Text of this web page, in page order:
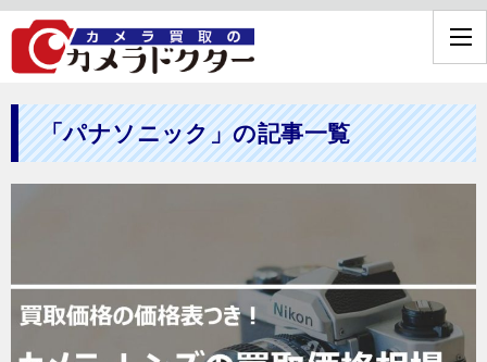
「パナソニック」の記事一覧